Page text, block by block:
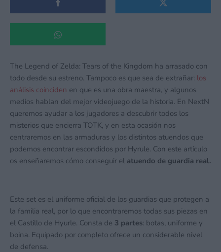
The Legend of Zelda: Tears of the Kingdom ha arrasado con
todo desde su estreno. Tampoco es que sea de extrañar: los
análisis coinciden en que es una obra maestra, y algunos
medios hablan del mejor videojuego de la historia. En NextN
queremos ayudar a los jugadores a descubrir todos los
misterios que encierra TOTK, y en esta ocasión nos
centraremos en las armaduras y los distintos atuendos que
podemos encontrar escondidos por Hyrule. Con este artículo
os enseñaremos cómo conseguir el atuendo de guardia real.
Este set es el uniforme oficial de los guardias que protegen a
la familia real, por lo que encontraremos todas sus piezas en
el Castillo de Hyurle. Consta de 3 partes: botas, uniforme y
boina. Equipado por completo ofrece un considerable nivel
de defensa.